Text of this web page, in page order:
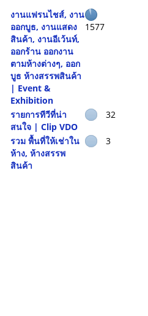
จำนวนกระทู้
งานแฟรนไชส์, งาน
ออกบูธ, งานแสดง
สินค้า, งานอีเว้นท์,
ออกร้าน ออกงาน
ตามห้างต่างๆ, ออก
บูธ ห้างสรรพสินค้า
| Event &
Exhibition
1577
รายการทีวีที่น่า
สนใจ | Clip VDO
32
รวม พื้นที่ให้เช่าใน
ห้าง, ห้างสรรพ
สินค้า
3